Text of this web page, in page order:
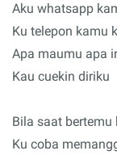
Aku whatsapp
Ku telepon kamu
Apa maumu apa
Kau cuekin diriku
Bila saat bertemu
Ku coba